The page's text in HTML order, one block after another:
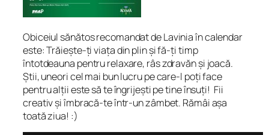
Obiceiul sănătos recomandat de Lavinia în calendar
este:Trăiește-ți viața din plin și fă-ți timp
întotdeauna pentru relaxare, râs zdravăn și joacă.
Știi, uneori cel mai bun lucru pe care-l poți face
pentru alții este să te îngrijești pe tine însuți! Fii
creativ și îmbracă-te într-un zâmbet. Rămâi așa
toată ziua! :)